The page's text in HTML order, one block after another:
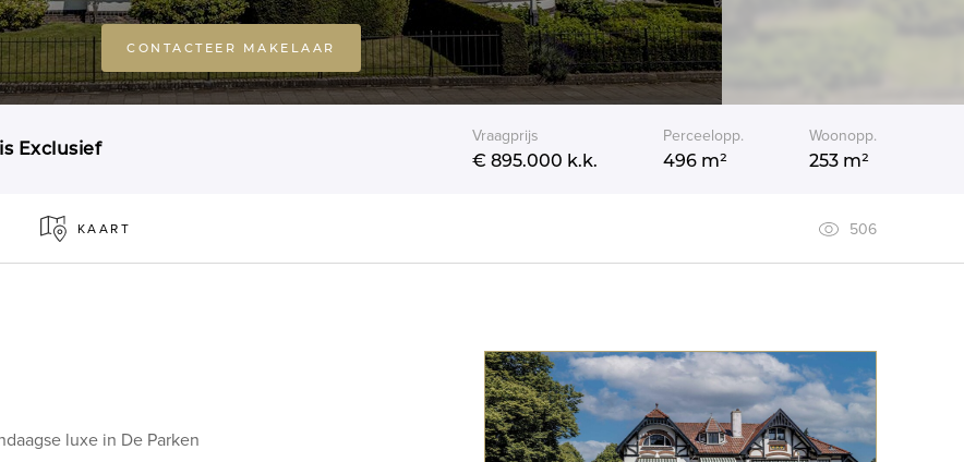
CONTACTEER MAKELAAR
Exclusief
Vraagprijs
€ 895.000 k.k.
Perceelopp.
496 m²
Woonopp.
253 m²
KAART 506
luxe in De Parken